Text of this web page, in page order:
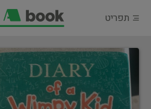
תפריט